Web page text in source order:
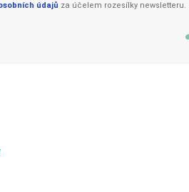
údajů za účelem rozesílky newsletteru.